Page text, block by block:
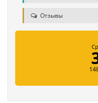
Отзывы